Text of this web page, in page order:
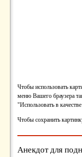
Чтобы использовать
меню Вашего браузера
"Использовать в
Чтобы сохранить
Анекдот для